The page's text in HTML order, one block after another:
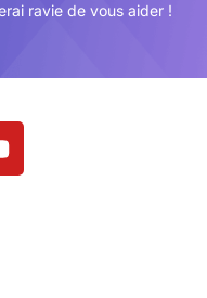
ravie de vous aider !